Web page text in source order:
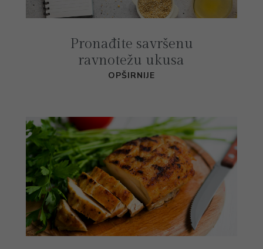
Pronađite savršenu
ravnotežu ukusa
OPŠIRNIJE